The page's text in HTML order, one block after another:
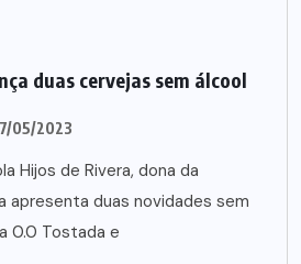
duas cervejas sem álcool
05/2023
Hijos de Rivera, dona da
apresenta duas novidades sem
0.0 Tostada e